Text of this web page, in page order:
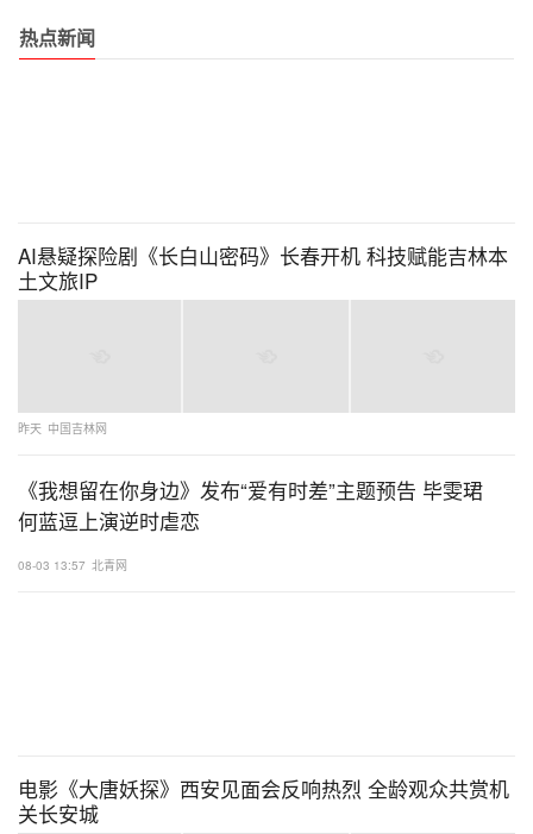
热点新闻
AI悬疑探险剧《长白山密码》长春开机 科技赋能吉林本
土文旅IP
昨天 中国吉林网
《我想留在你身边》发布“爱有时差”主题预告 毕雯珺
何蓝逗上演逆时虐恋
08-03 13:57 北青网
电影《大唐妖探》西安见面会反响热烈 全龄观众共赏机
关长安城